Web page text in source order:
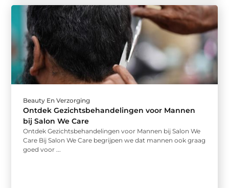
Beauty En Verzorging
Ontdek Gezichtsbehandelingen voor Mannen
bij Salon We Care
Ontdek Gezichtsbehandelingen voor Mannen bij Salon We
Care Bij Salon We Care begrijpen we dat mannen ook graag
goed voor ...